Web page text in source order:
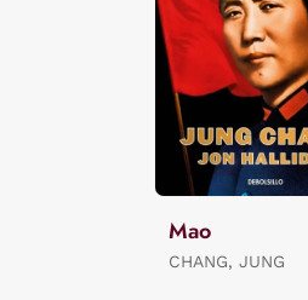
Mao
CHANG, JUNG